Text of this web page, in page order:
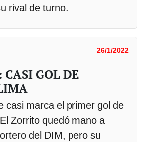
rival de turno.
26/1/2022
GOL DE
casi marca el primer gol de
Zorrito quedó mano a
del DIM, pero su